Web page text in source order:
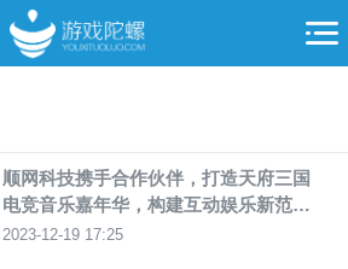
顺网科技携手合作伙伴，打造天府三国
电竞音乐嘉年华，构建互动娱乐新范
式！
2023-12-19 17:25